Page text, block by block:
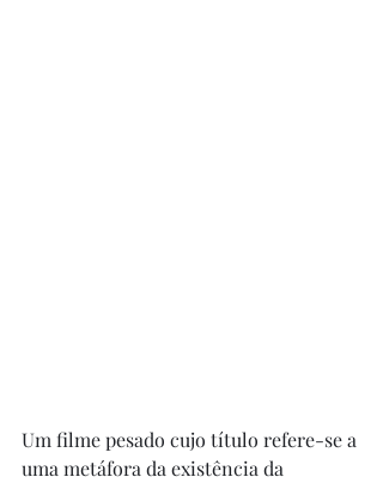
Um filme pesado cujo título refere-se a
uma metáfora da existência da